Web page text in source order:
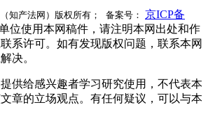
知产法网）版权所有； 备案号： 京ICP备
单位使用本网稿件，请注明本网出处和作
系许可。如有发现版权问题，联系本网
决。
供给感兴趣者学习研究使用，不代表本
章的立场观点。有任何疑议，可以与本